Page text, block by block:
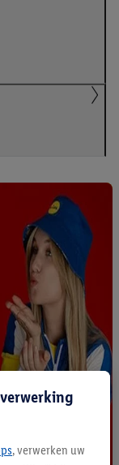
, verwerken uw